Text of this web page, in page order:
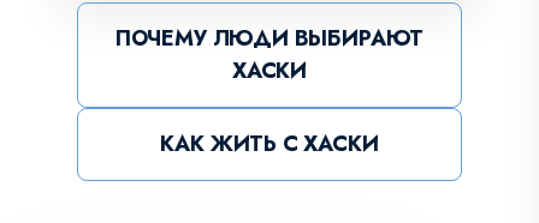
ПОЧЕМУ ЛЮДИ ВЫБИРАЮТ
ХАСКИ
КАК ЖИТЬ С ХАСКИ